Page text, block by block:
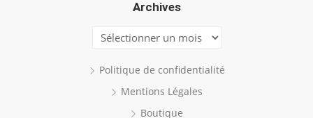
Archives
Archives
Politique de confidentialité
Mentions Légales
Boutique